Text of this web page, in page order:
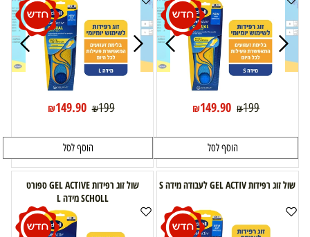
₪199
₪149.90
הוסף לסל
₪199
₪149.90
הוסף לסל
שול זוג רפידות GEL ACTIV לעבודה מידה S
שול זוג רפידות GEL ACTIVE ספורט
SCHOLL מידה L